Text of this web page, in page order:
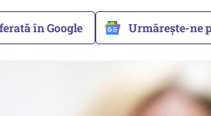
în Google Urmărește-ne